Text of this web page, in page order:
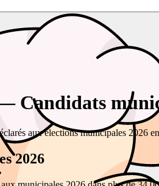
Candidats
aux élections municipales 2026
2026